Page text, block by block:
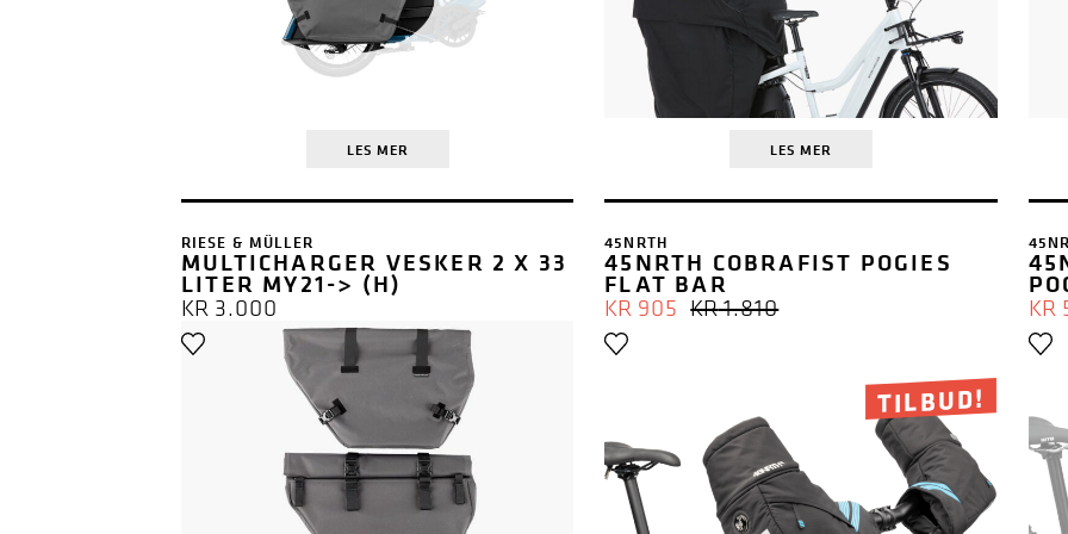
LES MER LES MER
RIESE & MÜLLER
MULTICHARGER VESKER 2 X 33
LITER MY21-> (H)
KR 3.000
TILBUD!
45NRTH
45NRTH COBRAFIST POGIES
FLAT BAR
KR1.810OPPRINNELIG
KR 905
NÅVÆRENDE
KR